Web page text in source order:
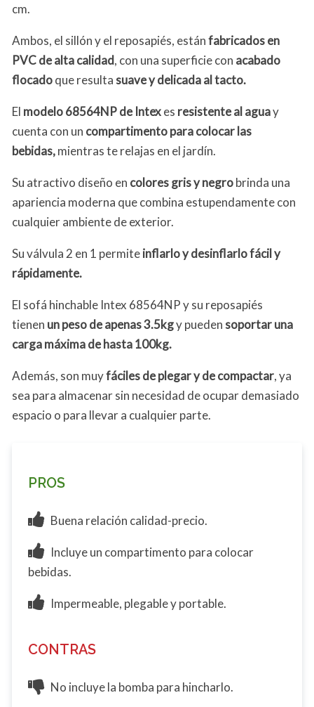
cm.
Ambos, el sillón y el reposapiés, estánfabricados en
PVC de alta calidad, con una superficie con acabado
flocadoque resulta suave y delicada al tacto.
El modelo68564NP de Intexes resistente al aguay
cuenta con un compartimento para colocar las
bebidas,mientras te relajas en el jardín.
Su atractivo diseño en colores gris y negrobrinda una
apariencia moderna que combina estupendamente con
cualquier ambiente de exterior.
Su válvula 2 en 1 permiteinflarlo y desinflarlo fácil y
rápidamente.
El sofá hinchable Intex 68564NP y su reposapiés
tienen un peso de apenas 3.5kgy pueden soportar una
carga máxima de hasta 100kg.
Además, son muyfáciles de plegar y de compactar, ya
sea para almacenar sin necesidad de ocupar demasiado
espacio o para llevar a cualquier parte.
PROS
Buena relación calidad-precio.
Incluye un compartimento para colocar
bebidas.
Impermeable, plegable y portable.
CONTRAS
No incluye la bomba para hincharlo.